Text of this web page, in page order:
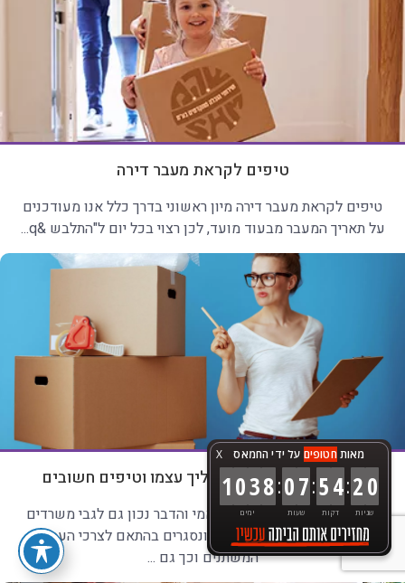
טיפים לקראת מעבר דירה
טיפים לקראת מעבר דירה מיון ראשוני בדרך כלל אנו מעודכנים
על תאריך המעבר מבעוד מועד, לכן רצוי בכל יום ל"התלבש &q...
הובלות משרדים – התהליך עצמו וטיפים חשובים
עולם העסקים הוא עולם דינאמי והדבר נכון גם לגבי משרדים
ותכולתם. משרדים נפתחים ונסגרים בהתאם לצרכי העסק
המשתנים וכך גם ...
X מאותחטופים על ידי החמאס
1038
ימים
:07
שעות
:54
דקות
:22
שניות